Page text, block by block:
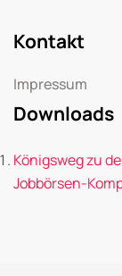
Kontakt
Impressum
Downloads
Königsweg zu
Jobbörsen-